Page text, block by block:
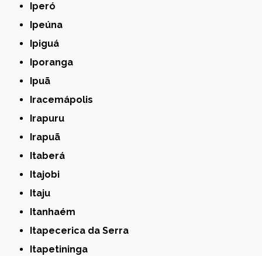
Iperó
Ipeúna
Ipiguá
Iporanga
Ipuã
Iracemápolis
Irapuru
Irapuã
Itaberá
Itajobi
Itaju
Itanhaém
Itapecerica da Serra
Itapetininga